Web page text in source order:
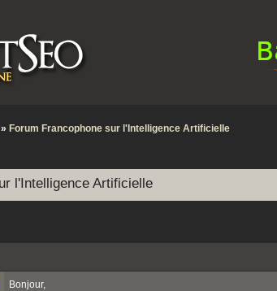
» Forum Francophone sur l'Intelligence Artificielle
l'Intelligence Artificielle
Bonjour,